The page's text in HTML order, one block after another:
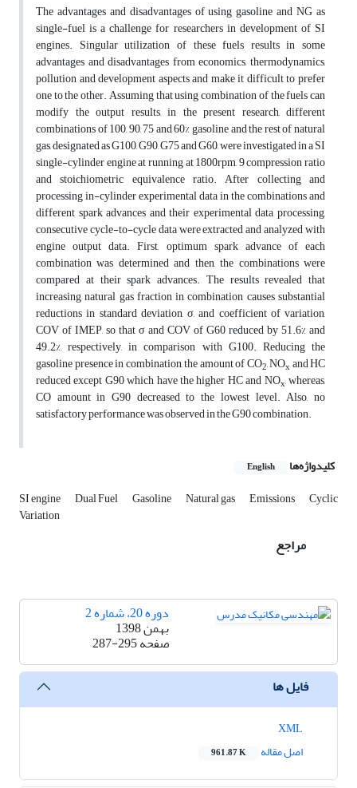
The advantages and disadvantages of using gasoline and NG as
single-fuel is a challenge for researchers in development of SI
engines. Singular utilization of these fuels results in some
advantages and disadvantages from economics, thermodynamics,
pollution and development aspects and make it difficult to prefer
one to the other. Assuming that using combination of the fuels can
modify the output results, in the present research, different
combinations of 100, 90, 75 and 60% gasoline and the rest of natural
gas, designated as G100, G90, G75 and G60, were investigated in a SI
single-cylinder engine at running at 1800rpm, 9 compression ratio
and stoichiometric equivalence ratio. After collecting and
processing in-cylinder experimental data in the combinations and
different spark advances and their experimental data processing,
consecutive cycle-to-cycle data were extracted and analyzed with
engine output data. First, optimum spark advance of each
combination was determined and then, the combinations were
compared at their spark advances. The results revealed that
increasing natural gas fraction in combination causes substantial
reductions in standard deviation, σ, and coefficient of variation,
COV of IMEP, so that σ and COV of G60 reduced by 51.6% and
49.2%, respectively, in comparison with G100. Reducing the
gasoline presence in combination, the amount of CO2, NOxand HC
reduced except G90 which have the higher HC and NOx, whereas,
CO amount in G90 decreased to the lowest level. Also, no
satisfactory performance was observed in the G90 combination.
کلیدواژه‌ها English
SI engine Dual Fuel Gasoline Natural gas Emissions Cyclic
Variation
مراجع
دوره 20، شماره 2
بهمن 1398
صفحه287-295
فایل ها
اصل مقاله
961.87 K